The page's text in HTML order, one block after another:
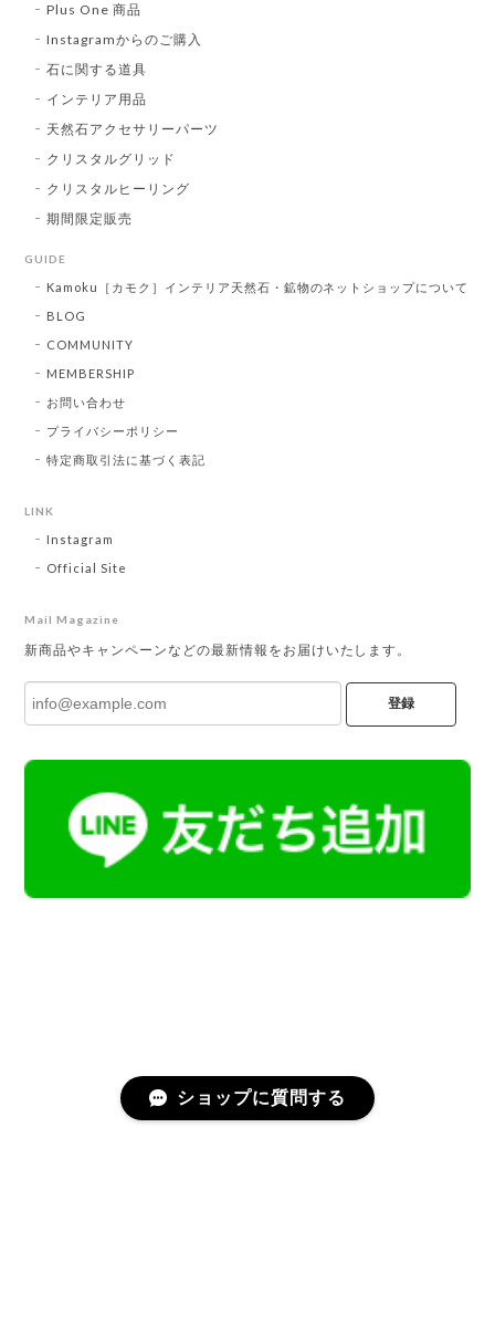
Plus One 商品
Instagramからのご購入
石に関する道具
インテリア用品
天然石アクセサリーパーツ
クリスタルグリッド
クリスタルヒーリング
期間限定販売
GUIDE
Kamoku［カモク］インテリア天然石・鉱物のネットショップについて
BLOG
COMMUNITY
MEMBERSHIP
お問い合わせ
プライバシーポリシー
特定商取引法に基づく表記
LINK
Instagram
Official Site
Mail Magazine
新商品やキャンペーンなどの最新情報をお届けいたします。
登録
ショップに質問する